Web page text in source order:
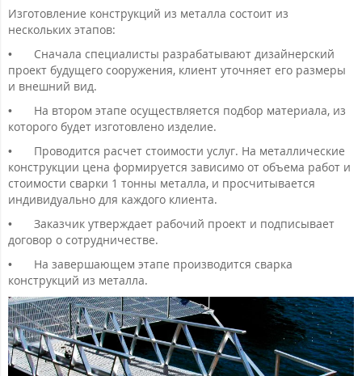
Изготовление конструкций из металла состоит из
нескольких этапов:
•
Сначала специалисты разрабатывают дизайнерский
проект будущего сооружения, клиент уточняет его размеры
и внешний вид.
•
На втором этапе осуществляется подбор материала, из
которого будет изготовлено изделие.
•
Проводится расчет стоимости услуг. На металлические
конструкции цена формируется зависимо от объема работ и
стоимости сварки 1 тонны металла, и просчитывается
индивидуально для каждого клиента.
•
Заказчик утверждает рабочий проект и подписывает
договор о сотрудничестве.
•
На завершающем этапе производится сварка
конструкций из металла.